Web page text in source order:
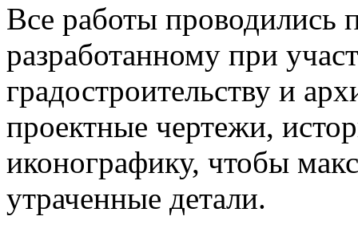
Все работы проводились
разработанному при
градостроительству и
проектные чертежи,
иконографику, чтобы
утраченные детали.